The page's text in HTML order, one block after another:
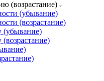
гостиной 6 товаров
(возрастание)
(убывание)
(возрастание)